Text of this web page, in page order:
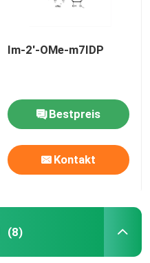
Im-2'-OMe-m7IDP
Bestpreis
Kontakt
(8)